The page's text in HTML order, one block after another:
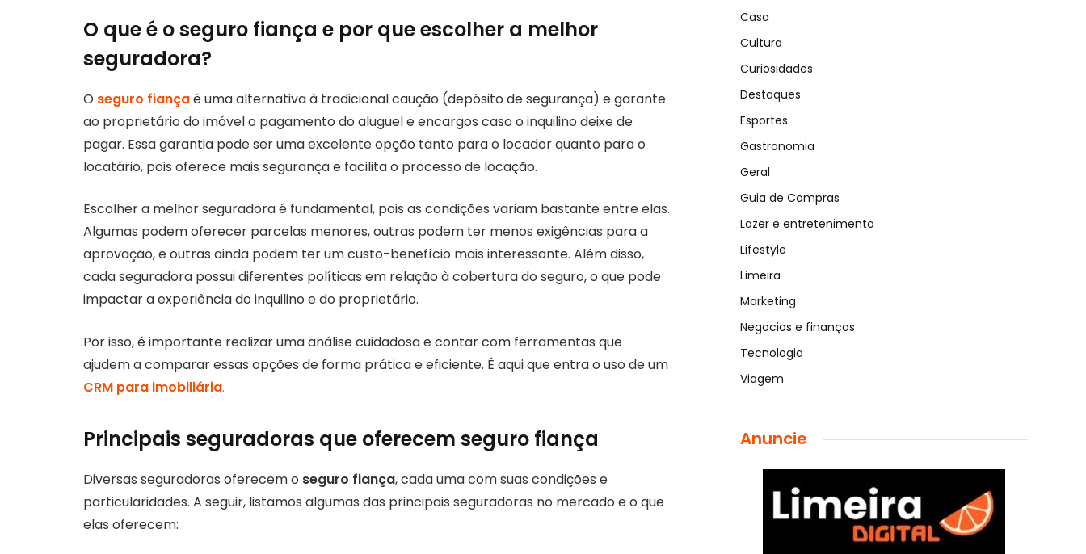
O que é o seguro fiança e por que escolher a melhor
seguradora?
O seguro fiançaé uma alternativa à tradicional caução (depósito de segurança) e garante
ao proprietário do imóvel o pagamento do aluguel e encargos caso o inquilino deixe de
pagar. Essa garantia pode ser uma excelente opção tanto para o locador quanto para o
locatário, pois oferece mais segurança e facilita o processo de locação.
Escolher a melhor seguradora é fundamental, pois as condições variam bastante entre elas.
Algumas podem oferecer parcelas menores, outras podem ter menos exigências para a
aprovação, e outras ainda podem ter um custo-benefício mais interessante. Além disso,
cada seguradora possui diferentes políticas em relação à cobertura do seguro, o que pode
impactar a experiência do inquilino e do proprietário.
Por isso, é importante realizar uma análise cuidadosa e contar com ferramentas que
ajudem a comparar essas opções de forma prática e eficiente. É aqui que entra o uso de um
CRM para imobiliária.
Principais seguradoras que oferecem seguro fiança
Diversas seguradoras oferecem o seguro fiança, cada uma com suas condições e
particularidades. A seguir, listamos algumas das principais seguradoras no mercado e o que
elas oferecem:
Casa
Cultura
Curiosidades
Destaques
Esportes
Gastronomia
Geral
Guia de Compras
Lazer e entretenimento
Lifestyle
Limeira
Marketing
Negocios e finanças
Tecnologia
Viagem
Anuncie